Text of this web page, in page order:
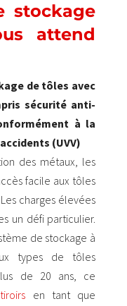
stockage
attend
de tôles avec
sécurité anti-
à la
(UVV)
des métaux, les
facile aux tôles
charges élevées
un défi particulier.
de stockage à
types de tôles
de 20 ans, ce
en tant que